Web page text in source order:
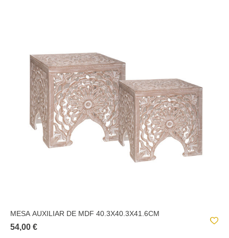
MESA AUXILIAR DE MDF 40.3X40.3X41.6CM
54,00 €